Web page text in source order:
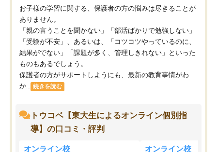
お子様の学習に関する、保護者の方の悩みは尽きることが
ありません。
「親の言うことを聞かない」「部活ばかりで勉強しない」
「受験が不安」、あるいは、「コツコツやっているのに、
結果がでない」「課題が多く、管理しきれない」といった
ものもあるでしょう。
保護者の方がサポートしようにも、最新の教育事情がわ
か...
続きを読む
トウコベ【東大生によるオンライン個別指
導】の口コミ・評判
オンライン校 オンライン校